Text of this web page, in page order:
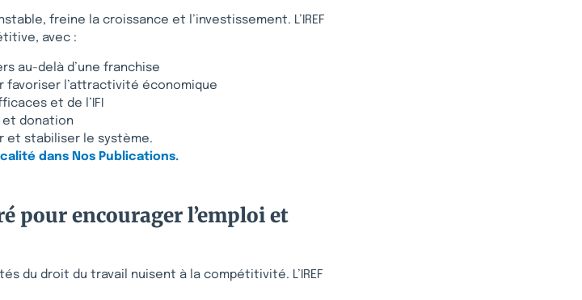
freine la croissance et l’investissement. L’IREF
avec :
au-delà d’une franchise
favoriser l’attractivité économique
et de l’IFI
et donation
et stabiliser le système.
dans Nos Publications.
pour encourager l’emploi et
du droit du travail nuisent à la compétitivité. L’IREF